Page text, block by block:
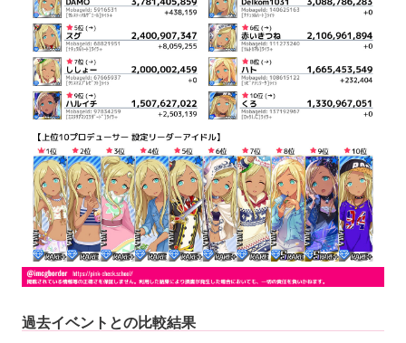
過去イベントとの比較結果